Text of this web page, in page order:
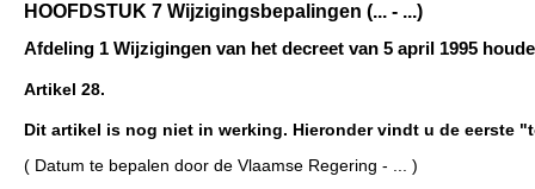
HOOFDSTUK 7 Wijzigingsbepalingen (... - ...)
Afdeling 1 Wijzigingen van het decreet van 5 april 1995
Artikel 28.
Dit artikel is nog niet in werking. Hieronder vindt u de eerste
( Datum te bepalen door de Vlaamse Regering - ... )